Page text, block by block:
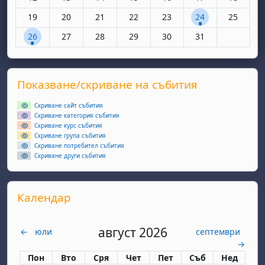
Няма събития, понеделник, 19 януари
19 Няма събития, вторник, 20 януари
20 Няма събития, сряда, 21 януари
21 Няма събития, четвъртък, 22
22 Няма събития, петък, 23
23 1 събитие,
24 Няма
25
1 събитие, понеделник, 26 януари
26 Няма събития, вторник, 27 януари
27 Няма събития, сряда, 28 януари
28 Няма събития, четвъртък, 29
29 Няма събития, петък, 30
30 Няма събития,
31
Supplementary blocks
Прескочи Показване/скриване на събития
Показване/скриване на събития
Скриване сайт събития
Скриване категория събития
Скриване курс събития
Скриване група събития
Скриване потребител събития
Скриване други събития
Прескочи Календар
Календар
← юли август 2026
септември
→
Понеделник
Пон вторник
Вто сряда
Сря четвъртък
Чет петък
Пет събота
Съб неделя
Нед